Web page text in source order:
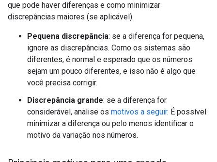
que pode haver diferenças e como minimizar
discrepâncias maiores (se aplicável).
Pequena discrepância: se a diferença for pequena,
ignore as discrepâncias. Como os sistemas são
diferentes, é normal e esperado que os números
sejam um pouco diferentes, e isso não é algo que
você precisa corrigir.
Discrepância grande: se a diferença for
considerável, analise os motivos a seguir. É possível
minimizar a diferença ou pelo menos identificar o
motivo da variação nos números.